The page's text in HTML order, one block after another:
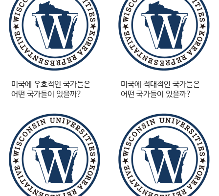
미국에 우호적인 국가들은
어떤 국가들이 있을까?
미국에 적대적인 국가들은
어떤 국가들이 있을까?